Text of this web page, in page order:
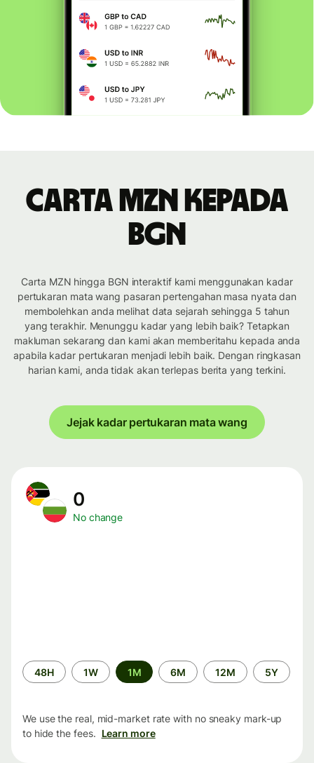
Carta MZN kepada
BGN
Carta MZN hingga BGN interaktif kami menggunakan kadar
pertukaran mata wang pasaran pertengahan masa nyata dan
membolehkan anda melihat data sejarah sehingga 5 tahun
yang terakhir. Menunggu kadar yang lebih baik? Tetapkan
makluman sekarang dan kami akan memberitahu kepada anda
apabila kadar pertukaran menjadi lebih baik. Dengan ringkasan
harian kami, anda tidak akan terlepas berita yang terkini.
Jejak kadar pertukaran mata wang
0
No change
Time
period
48H 1W 1M 6M 12M 5Y
We use the real, mid-market rate with no sneaky mark-up
to hide the fees. Learn more